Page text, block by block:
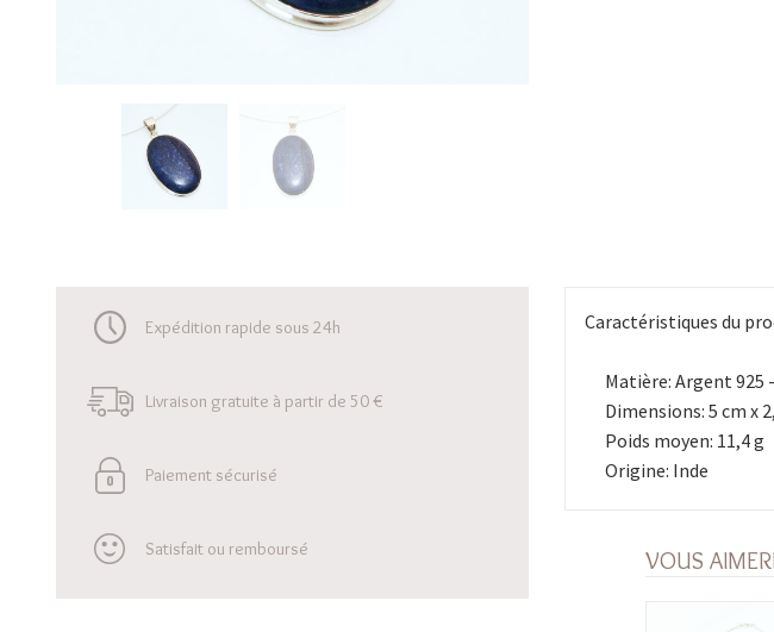
Expédition rapide sous 24h
Livraison gratuite à partir de 50 €
Paiement sécurisé
Satisfait ou remboursé
Caractéristiques du
Matière: Argent 925
Dimensions: 5 cm x
Poids moyen: 11,4 g
Origine: Inde
VOUS